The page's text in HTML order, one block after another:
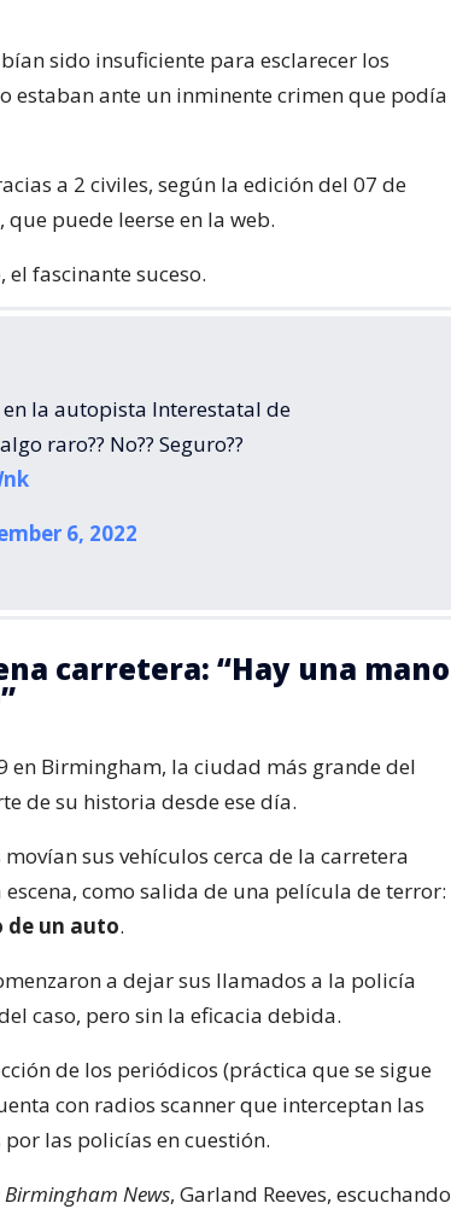
sido insuficiente para esclarecer los
estaban ante un inminente crimen que podía
a 2 civiles, según la edición del 07 de
, que puede leerse en la web.
fascinante suceso.
la autopista Interestatal de
raro?? No?? Seguro??
6, 2022
carretera: “Hay una mano
en Birmingham, la ciudad más grande del
de su historia desde ese día.
sus vehículos cerca de la carretera
como salida de una película de terror:
de un auto.
a dejar sus llamados a la policía
caso, pero sin la eficacia debida.
de los periódicos (práctica que se sigue
con radios scanner que interceptan las
las policías en cuestión.
Birmingham News, Garland Reeves, escuchando